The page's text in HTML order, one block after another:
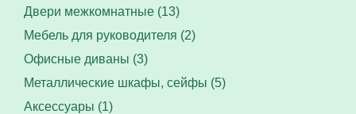
Двери межкомнатные (13)
Мебель для руководителя (2)
Офисные диваны (3)
Металлические шкафы, сейфы (5)
Аксессуары (1)